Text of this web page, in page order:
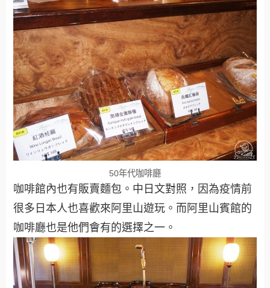
50年代咖啡廳
咖啡館內也有販賣麵包。中日文對照，因為疫情前
很多日本人也喜歡來阿里山遊玩。而阿里山賓館的
咖啡廳也是他們會有的選擇之一。